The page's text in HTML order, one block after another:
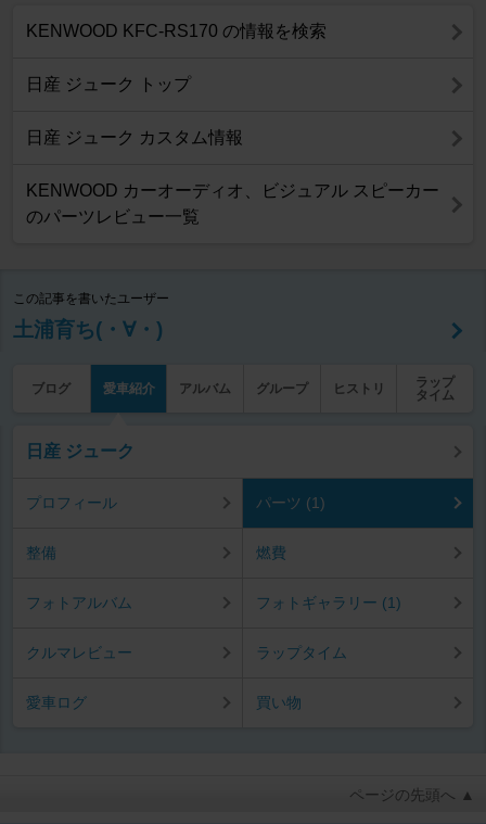
KENWOOD KFC-RS170 の情報を検索
日産 ジューク トップ
日産 ジューク カスタム情報
KENWOOD カーオーディオ、ビジュアル スピーカー
のパーツレビュー一覧
この記事を書いたユーザー
土浦育ち(・∀・)
ブログ 愛車紹介 アルバム グループ ヒストリ
ラップ
タイム
日産 ジューク
プロフィール パーツ (1)
整備 燃費
フォトアルバム フォトギャラリー (1)
クルマレビュー ラップタイム
愛車ログ 買い物
ページの先頭へ ▲